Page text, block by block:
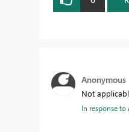
Anonymous
Not
In response to